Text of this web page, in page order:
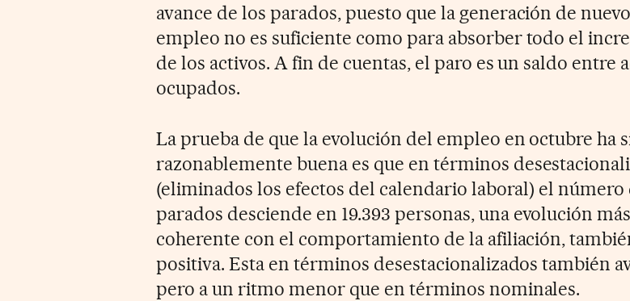
avance de los parados, puesto que la generación de nuevo
empleo no es suficiente como para absorber todo el
de los activos. A fin de cuentas, el paro es un saldo entre
ocupados.
La prueba de que la evolución del empleo en octubre ha
razonablemente buena es que en términos
(eliminados los efectos del calendario laboral) el número
parados desciende en 19.393 personas, una evolución más
coherente con el comportamiento de la afiliación,
positiva. Esta en términos desestacionalizados también
pero a un ritmo menor que en términos nominales.